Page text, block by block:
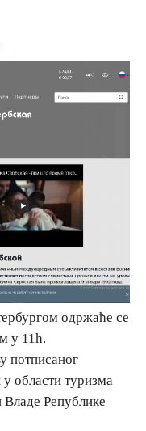
одржаће се
у 11h.
потписаног
области туризма
Републике